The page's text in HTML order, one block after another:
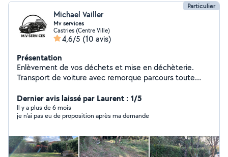
Particulier
Michael Vailler
Mv services
Castries (Centre Ville)
4,6/5 (10 avis)
Présentation
Enlèvement de vos déchets et mise en déchèterie.
Transport de voiture avec remorque parcours toute
Dernier avis laissé par Laurent : 1/5
Il y a plus de 6 mois
je n'ai pas eu de proposition après ma demande